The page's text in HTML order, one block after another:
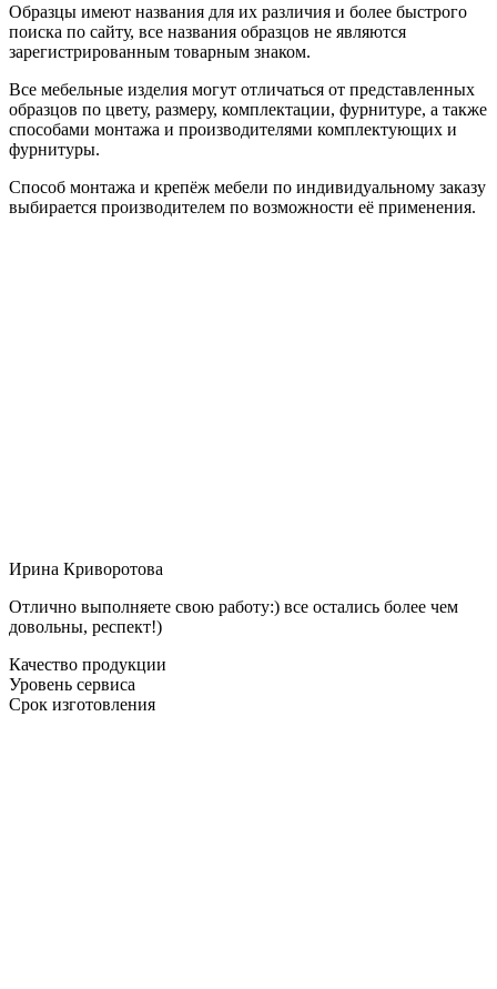
Образцы имеют названия для их различия и более быстрого
поиска по сайту, все названия образцов не являются
зарегистрированным товарным знаком.
Все мебельные изделия могут отличаться от представленных
образцов по цвету, размеру, комплектации, фурнитуре, а также
способами монтажа и производителями комплектующих и
фурнитуры.
Способ монтажа и крепёж мебели по индивидуальному заказу
выбирается производителем по возможности её применения.
Ирина Криворотова
Отлично выполняете свою работу:) все остались более чем
довольны, респект!)
Качество продукции
Уровень сервиса
Срок изготовления